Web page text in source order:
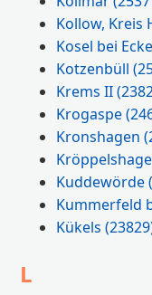
Kollow,
Kosel bei
Kotzenbüll
Krems II
Krogaspe
Kronshagen
Kuddewörde
Kummerfeld
Kükels
L